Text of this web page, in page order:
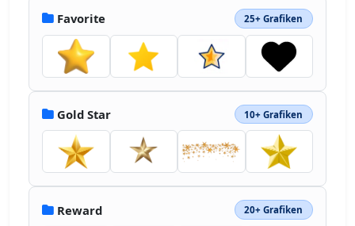
Favorite 25+ Grafiken
Gold Star 10+ Grafiken
Reward 20+ Grafiken